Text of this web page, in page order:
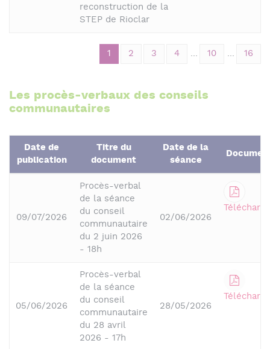
reconstruction de la
STEP de Rioclar
1 2 3 4 ... 10 ... 16
Les procès-verbaux des conseils
communautaires
Date de
publication
Titre du
document
Date de la
séance
09/07/2026
Procès-verbal
de la séance
du conseil
communautaire
du 2 juin 2026
- 18h
02/06/2026
05/06/2026
Procès-verbal
de la séance
du conseil
communautaire
du 28 avril
2026 - 17h
28/05/2026